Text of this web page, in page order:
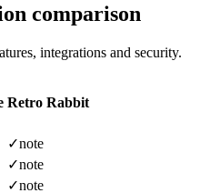
comparison
integrations and security.
Retro Rabbit
✓note
✓note
✓note